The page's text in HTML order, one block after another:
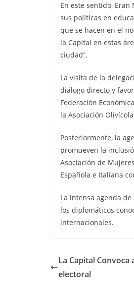
En este sentido,
sus políticas en
que se hacen en el
la Capital en estas
ciudad”.
La visita de la
diálogo directo y
Federación
la Asociación
Posteriormente, la
promueven la
Asociación de
Española e Italiana
La intensa agenda
los diplomáticos
internacionales.
La Capital
electoral